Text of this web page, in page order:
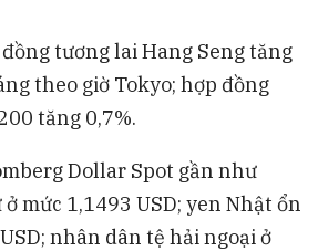
tương lai Hang Seng tăng
theo giờ Tokyo; hợp đồng
tăng 0,7%.
Dollar Spot gần như
mức 1,1493 USD; yen Nhật ổn
nhân dân tệ hải ngoại ở